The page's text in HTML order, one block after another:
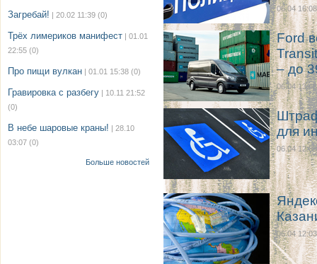
Загребай! | 20.02 11:39 (0)
Трёх лимериков манифест | 01.01
22:55 (0)
Про пищи вулкан | 01.01 15:38 (0)
Гравировка с разбегу | 10.11 21:52
(0)
В небе шаровые краны! | 28.10
03:07 (0)
Больше новостей
06.04 16:08
Ford
– до
06.04 13:48
для
06.04 12:38
06.04 12:03